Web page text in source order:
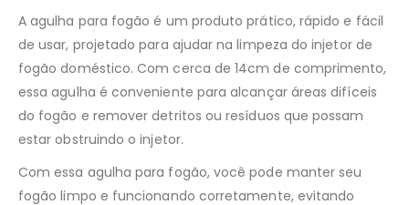
A agulha para fogão é um produto prático, rápido e fácil
de usar, projetado para ajudar na limpeza do injetor de
fogão doméstico. Com cerca de 14cm de comprimento,
essa agulha é conveniente para alcançar áreas difíceis
do fogão e remover detritos ou resíduos que possam
estar obstruindo o injetor.
Com essa agulha para fogão, você pode manter seu
fogão limpo e funcionando corretamente, evitando